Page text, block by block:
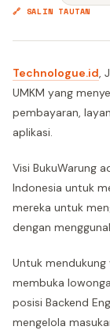
🔗 SALIN TAUTAN
Technologue.id,
UMKM yang
pembayaran,
aplikasi.
Visi BukuWarung
Indonesia untuk
mereka untuk
dengan
Untuk
membuka
posisi Backend
mengelola